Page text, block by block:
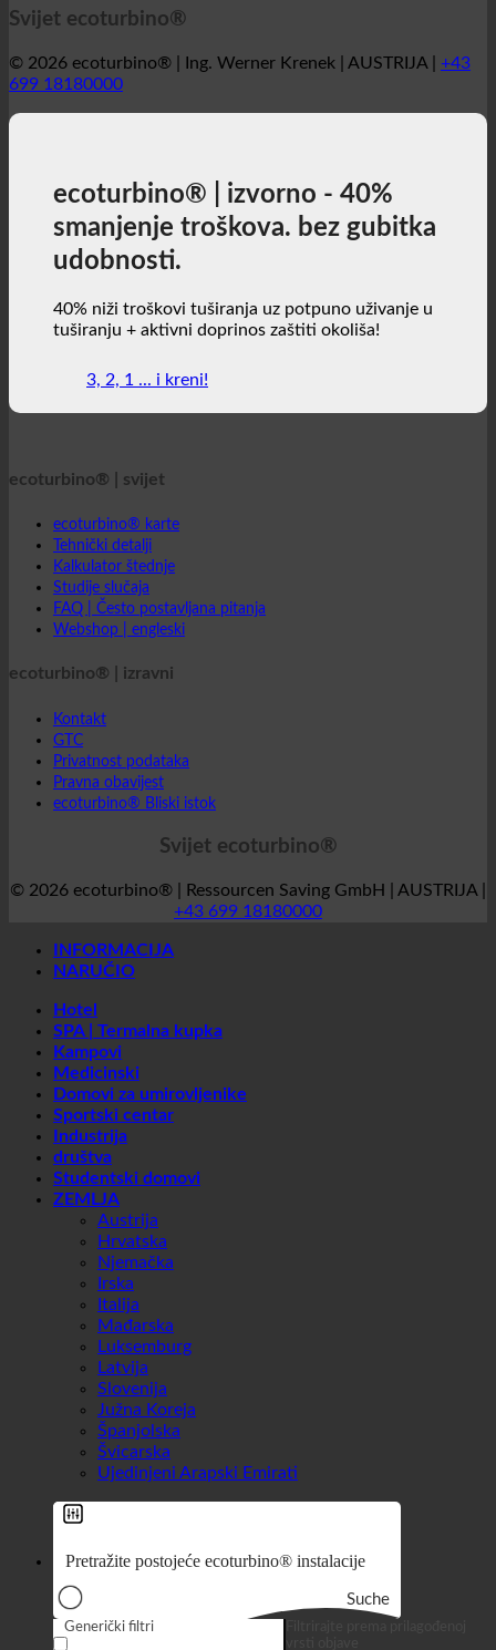
Svijet ecoturbino®
© 2026 ecoturbino® | Ing. Werner Krenek | AUSTRIJA |
699 18180000
ecoturbino® | izvorno - 40%
smanjenje troškova. bez gubitka
40% niži troškovi tuširanja uz potpuno uživanje u
3, 2, 1 ... i kreni!
ecoturbino® karte
Tehnički detalji
Kalkulator štednje
Studije slučaja
FAQ | Često postavljana pitanja
Kontakt
GTC
Privatnost podataka
Pravna obavijest
ecoturbino® Bliski istok
Svijet ecoturbino®
© 2026 ecoturbino® | Ressourcen Saving GmbH | AUSTRIJA |
INFORMACIJA
NARUČIO
Hotel
SPA | Termalna kupka
Kampovi
Medicinski
Domovi za umirovljenike
Sportski centar
Industrija
društva
Studentski domovi
ZEMLJA
Austrija
Hrvatska
Njemačka
Irska
Italija
Mađarska
Luksemburg
Latvija
Slovenija
Južna Koreja
Španjolska
Švicarska
Ujedinjeni Arapski Emirati